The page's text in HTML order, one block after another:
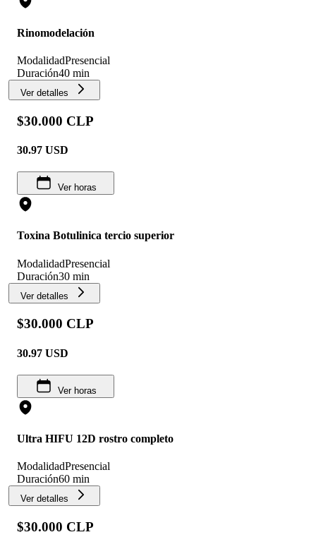
Rinomodelación
ModalidadPresencial
Duración40 min
Ver detalles
$30.000 CLP
30.97 USD
Ver horas
Toxina Botulinica tercio superior
ModalidadPresencial
Duración30 min
Ver detalles
$30.000 CLP
30.97 USD
Ver horas
Ultra HIFU 12D rostro completo
ModalidadPresencial
Duración60 min
Ver detalles
$30.000 CLP